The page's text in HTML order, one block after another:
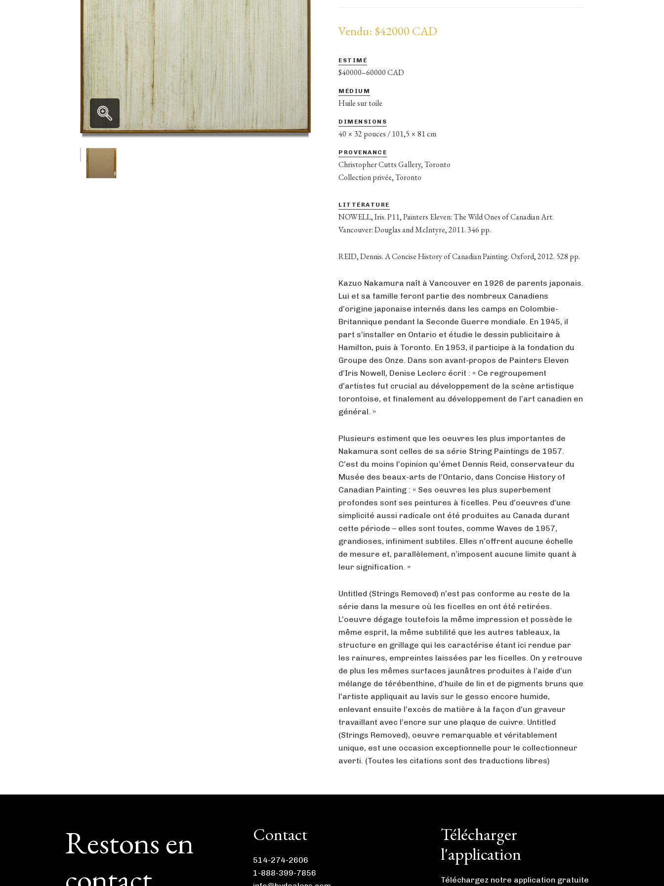
Vendu: $42000 CAD
ESTIMÉ
$40000–60000 CAD
MÉDIUM
Huile sur toile
DIMENSIONS
40 × 32 pouces / 101,5 × 81 cm
PROVENANCE
Christopher Cutts Gallery, Toronto
Collection privée, Toronto
LITTÉRATURE
NOWELL, Iris. P11, Painters Eleven: The Wild Ones of Canadian Art.
Vancouver: Douglas and McIntyre, 2011. 346 pp.
REID, Dennis. A Concise History of Canadian Painting. Oxford, 2012. 528 pp.
Kazuo Nakamura naît à Vancouver en 1926 de parents japonais.
Lui et sa famille feront partie des nombreux Canadiens
d’origine japonaise internés dans les camps en Colombie-
Britannique pendant la Seconde Guerre mondiale. En 1945, il
part s’installer en Ontario et étudie le dessin publicitaire à
Hamilton, puis à Toronto. En 1953, il participe à la fondation du
Groupe des Onze. Dans son avant-propos de Painters Eleven
d’Iris Nowell, Denise Leclerc écrit : « Ce regroupement
d’artistes fut crucial au développement de la scène artistique
torontoise, et finalement au développement de l’art canadien en
général. »
Plusieurs estiment que les oeuvres les plus importantes de
Nakamura sont celles de sa série String Paintings de 1957.
C’est du moins l’opinion qu’émet Dennis Reid, conservateur du
Musée des beaux-arts de l’Ontario, dans Concise History of
Canadian Painting : « Ses oeuvres les plus superbement
profondes sont ses peintures à ficelles. Peu d’oeuvres d’une
simplicité aussi radicale ont été produites au Canada durant
cette période – elles sont toutes, comme Waves de 1957,
grandioses, infiniment subtiles. Elles n’offrent aucune échelle
de mesure et, parallèlement, n’imposent aucune limite quant à
leur signification. »
Untitled (Strings Removed) n’est pas conforme au reste de la
série dans la mesure où les ficelles en ont été retirées.
L’oeuvre dégage toutefois la même impression et possède le
même esprit, la même subtilité que les autres tableaux, la
structure en grillage qui les caractérise étant ici rendue par
les rainures, empreintes laissées par les ficelles. On y retrouve
de plus les mêmes surfaces jaunâtres produites à l’aide d’un
mélange de térébenthine, d’huile de lin et de pigments bruns que
l’artiste appliquait au lavis sur le gesso encore humide,
enlevant ensuite l’excès de matière à la façon d’un graveur
travaillant avec l’encre sur une plaque de cuivre. Untitled
(Strings Removed), oeuvre remarquable et véritablement
unique, est une occasion exceptionnelle pour le collectionneur
averti. (Toutes les citations sont des traductions libres)
FooterRestons en
Contact
514-274-2606
1-888-399-7856
Télécharger
l'application
Téléchargez notre application gratuite